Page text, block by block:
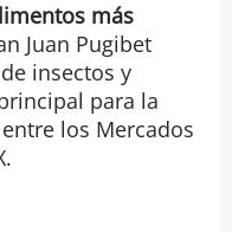
más
Juan Pugibet
insectos y
para la
los Mercados